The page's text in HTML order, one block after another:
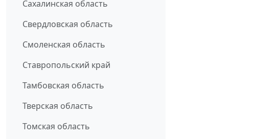
Сахалинская область
Свердловская область
Смоленская область
Ставропольский край
Тамбовская область
Тверская область
Томская область